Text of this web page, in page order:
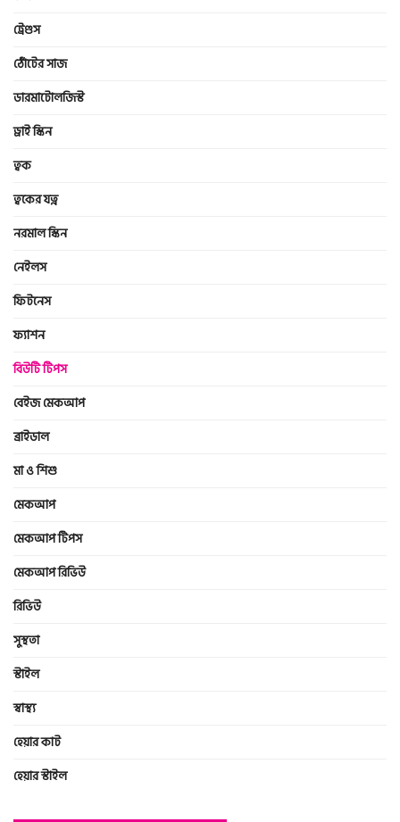
ট্রেণ্ডস
ঠোঁটের সাজ
ডারমাটোলজিস্ট
ড্রাই স্কিন
ত্বক
ত্বকের যত্ন
নরমাল স্কিন
নেইলস
ফিটনেস
ফ্যাশন
বিউটি টিপস
বেইজ মেকআপ
ব্রাইডাল
মা ও শিশু
মেকআপ
মেকআপ টিপস
মেকআপ রিভিউ
রিভিউ
সুস্থতা
স্টাইল
স্বাস্থ্য
হেয়ার কাট
হেয়ার স্টাইল